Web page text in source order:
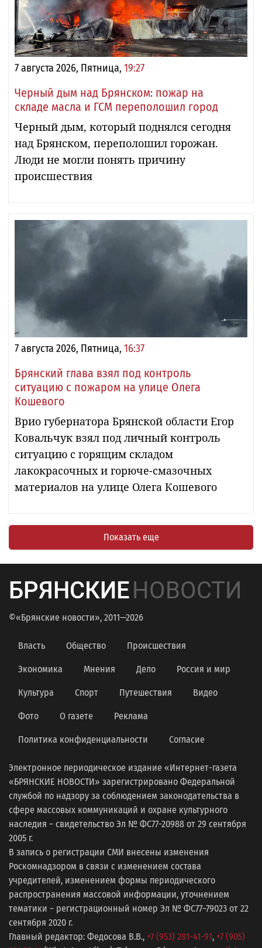
7 августа 2026, Пятница, 19:27
Черный дым над Брянском: пожар на
складе масла и ГСМ переполошил город
Черный дым, который поднялся сегодня
над Брянском, переполошил горожан.
Люди не могли понять причину
происшествия
7 августа 2026, Пятница, 16:37
Брянский глава взял под контроль
ситуацию с пожаром на улице Олега
Кошевого
Врио губернатора Брянской области Егор
Ковальчук взял под личный контроль
ситуацию с горящим складом
лакокрасочных и горюче-смазочных
материалов на улице Олега Кошевого
Показать еще
БРЯНСКИЕНОВОСТИ
©«Брянские новости», 2011—2026
Власть Общество Происшествия
Экономика Мнения Дело Россия и мир
Культура Спорт Путешествия Видео
Фото О газете Реклама
Политика конфиденциальности Согласие
Электронное периодическое издание «Интернет-газета
«БРЯНСКИЕ НОВОСТИ» зарегистрировано Федеральной
службой по надзору за соблюдением законодательства в
сфере массовых коммуникаций и охране культурного
наследия − свидетельство Эл № ФС77-20988 от 29 сентября
2005 г.
В запись о регистрации СМИ внесены изменения
Роскомнадзором в связи с изменением состава
учредителей, изменением формы периодического
распространения массовой информации, уточнением
тематики − регистрационный номер Эл № ФС77−79023 от 22
сентября 2020 г.
Главный редактор: Федосова В.В., +7 (953) 281-41-91, +7 (905)